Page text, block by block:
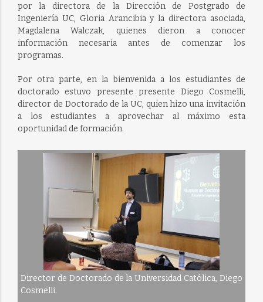
por la directora de la Dirección de Postgrado de
Ingeniería UC, Gloria Arancibia y la directora asociada,
Magdalena Walczak, quienes dieron a conocer
información necesaria antes de comenzar los
programas.
Por otra parte, en la bienvenida a los estudiantes de
doctorado estuvo presente presente Diego Cosmelli,
director de Doctorado de la UC, quien hizo una invitación
a los estudiantes a aprovechar al máximo esta
oportunidad de formación.
Director de Doctorado de la Universidad Católica, Diego
Cosmelli.